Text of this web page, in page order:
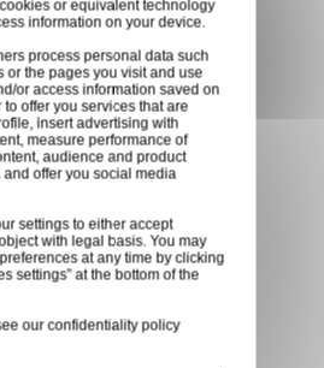
points relais de notre
GLS, partout en
et en
24h et 48h après
des produits
transporteur.
sécurisé
CB, virement,
or equivalent technology
information on your device.
process personal data such
or the pages you visit and use
or access information saved on
offer you services that are
insert advertising with
measure performance of
audience and product
offer you social media
settings to either accept
with legal basis. You may
at any time by clicking
settings” at the bottom of the
ourconfidentiality policy